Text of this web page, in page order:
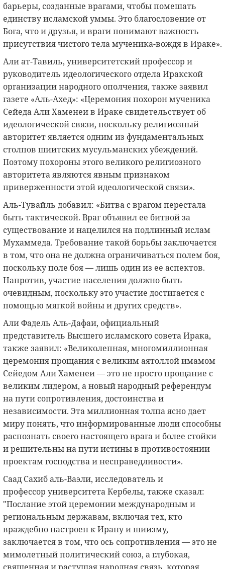
барьеры, созданные врагами, чтобы помешать
единству исламской уммы. Это благословение от
Бога, что и друзья, и враги понимают важность
присутствия чистого тела мученика-вождя в Ираке».
Али ат-Тавиль, университетский профессор и
руководитель идеологического отдела Иракской
организации народного ополчения, также заявил
газете «Аль-Ахед»: «Церемония похорон мученика
Сейеда Али Хаменеи в Ираке свидетельствует об
идеологической связи, поскольку религиозный
авторитет является одним из фундаментальных
столпов шиитских мусульманских убеждений.
Поэтому похороны этого великого религиозного
авторитета являются явным признаком
приверженности этой идеологической связи».
Аль-Тувайль добавил: «Битва с врагом перестала
быть тактической. Враг объявил ее битвой за
существование и нацелился на подлинный ислам
Мухаммеда. Требование такой борьбы заключается
в том, что она не должна ограничиваться полем боя,
поскольку поле боя — лишь один из ее аспектов.
Напротив, участие населения должно быть
очевидным, поскольку это участие достигается с
помощью мягкой войны и других средств».
Али Фадель Аль-Дафаи, официальный
представитель Высшего исламского совета Ирака,
также заявил: «Великолепная, многомиллионная
церемония прощания с великим аятоллой имамом
Сейедом Али Хаменеи — это не просто прощание с
великим лидером, а новый народный референдум
на пути сопротивления, достоинства и
независимости. Эта миллионная толпа ясно дает
миру понять, что информированные люди способны
распознать своего настоящего врага и более стойки
и решительны на пути истины в противостоянии
проектам господства и несправедливости».
Саад Сахиб аль-Ваэли, исследователь и
профессор университета Кербелы, также сказал:
"Послание этой церемонии международным и
региональным державам, включая тех, кто
враждебно настроен к Ирану и шиизму,
заключается в том, что ось сопротивления — это не
мимолетный политический союз, а глубокая,